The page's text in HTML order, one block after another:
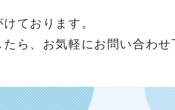
ております。
ら、お気軽にお問い合わ